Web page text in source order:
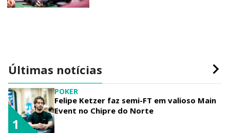
Últimas notícias
POKER
Felipe Ketzer faz semi-FT em valioso Main
Event no Chipre do Norte
1